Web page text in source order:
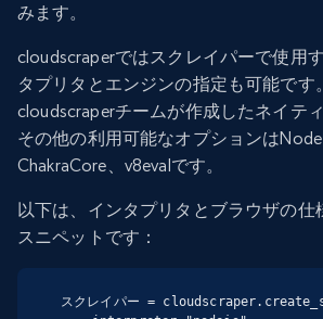
みます。
cloudscraperではスクレイパーで使用
タプリタとエンジンの指定も可能です
cloudscraperチームが作成したネイテ
その他の利用可能なオプションは
ChakraCore、v8evalです。
以下は、インタプリタとブラウザの仕
スニペットです：
スクレイパー =